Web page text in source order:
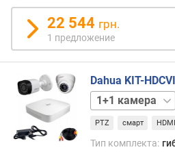
з
р
е
ш
е
н
и
е
з
а
22 544 грн.
1 предложение
Dahua KIT-
3+3
камеры4+4
камеры
PTZ смарт HDMI
Тип комплекта: